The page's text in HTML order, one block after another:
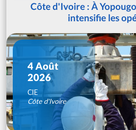
Côte d'Ivoire : À
intensifie les
4 Août
2026
CIE
Côte d'Ivoire